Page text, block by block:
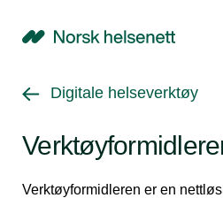
NHN
Gå tilbake til
Digitale helseverktøy
Verktøyformidleren er en